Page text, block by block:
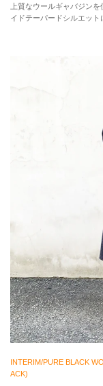
上質なウールギャバジン
イドテーパードシルエット
INTERIM/PURE BLACK
ACK)